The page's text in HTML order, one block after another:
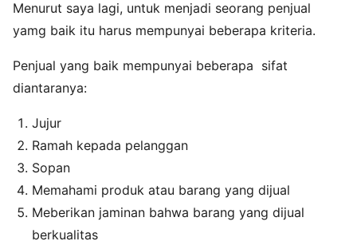
Menurut saya lagi, untuk menjadi seorang penjual
yamg baik itu harus mempunyai beberapa kriteria.
Penjual yang baik mempunyai beberapa sifat
diantaranya:
Jujur
Ramah kepada pelanggan
Sopan
Memahami produk atau barang yang dijual
Meberikan jaminan bahwa barang yang dijual
berkualitas